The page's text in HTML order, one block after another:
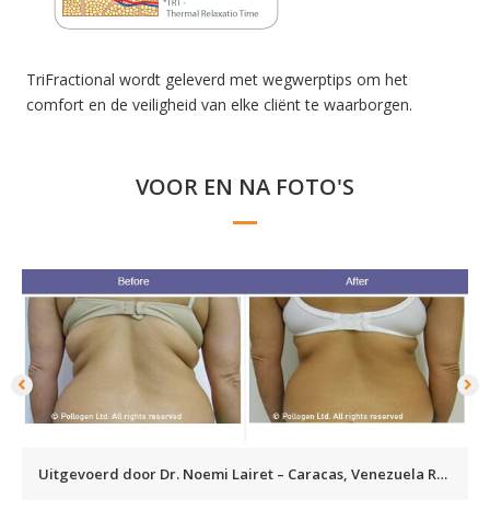
TriFractional wordt geleverd met wegwerptips om het
comfort en de veiligheid van elke cliënt te waarborgen.
VOOR EN NA FOTO'S
Uitgevoerd door Dr. Noemi Lairet – Caracas, Venezuela Resultaat behaald na 6 behandelingen.